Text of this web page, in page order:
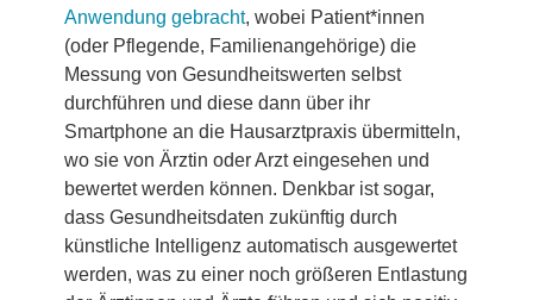
Anwendung gebracht, wobei Patient*innen
(oder Pflegende, Familienangehörige) die
Messung von Gesundheitswerten selbst
durchführen und diese dann über ihr
Smartphone an die Hausarztpraxis übermitteln,
wo sie von Ärztin oder Arzt eingesehen und
bewertet werden können. Denkbar ist sogar,
dass Gesundheitsdaten zukünftig durch
künstliche Intelligenz automatisch ausgewertet
werden, was zu einer noch größeren Entlastung